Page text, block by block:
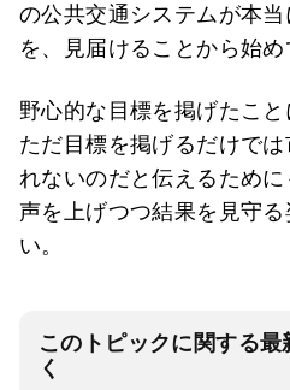
の公共交通システムが本
を、見届けることから始め
野心的な目標を掲げたこと
ただ目標を掲げるだけで
れないのだと伝えるために
声を上げつつ結果を見守
い。
このトピックに関する
く